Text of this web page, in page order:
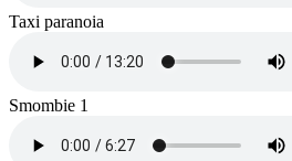
Taxi paranoia
Smombie 1